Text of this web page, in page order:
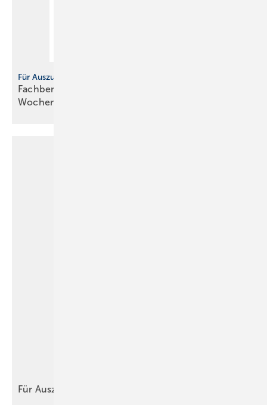
Für Auszubildende
Fachbericht Gebäudetechnik,
Wochenbericht
Für Auszubildende